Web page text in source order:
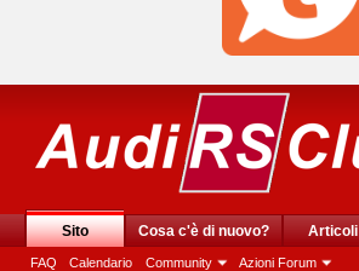
Sito
FAQ Calendario Community Azioni Forum
Cosa c'è di nuovo? Articoli